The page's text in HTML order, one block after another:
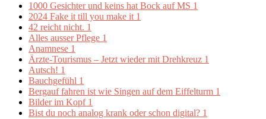
1000 Gesichter und keins hat Bock auf MS 1
2024 Fake it till you make it 1
42 reicht nicht. 1
Alles ausser Pflege 1
Anamnese 1
Ärzte-Tourismus – Jetzt wieder mit Drehkreuz 1
Autsch! 1
Bauchgefühl 1
Bergauf fahren ist wie Singen auf dem Eiffelturm 1
Bilder im Kopf 1
Bist du noch analog krank oder schon digital? 1